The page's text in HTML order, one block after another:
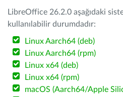
LibreOffice 26.2.0 aşağıdaki
kullanılabilir durumdadır:
Linux Aarch64 (deb)
Linux Aarch64 (rpm)
Linux x64 (deb)
Linux x64 (rpm)
macOS (Aarch64/Apple